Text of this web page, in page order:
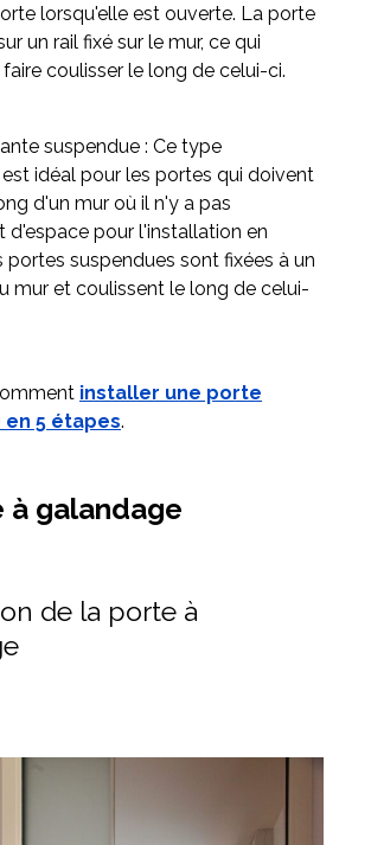
lorsqu'elle est ouverte. La porte
un rail fixé sur le mur, ce qui
coulisser le long de celui-ci.
suspendue : Ce type
idéal pour les portes qui doivent
d'un mur où il n'y a pas
d'espace pour l'installation en
portes suspendues sont fixées à un
mur et coulissent le long de celui-
installer une porte
5 étapes.
à galandage
de la porte à